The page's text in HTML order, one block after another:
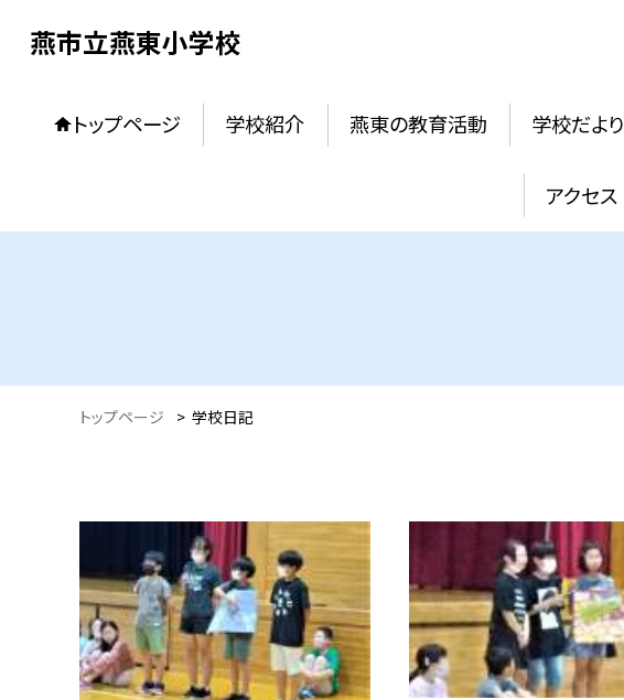
燕市立燕東小学校
トップページ 学校紹介 燕東の教育活動 学校だより
アクセス
トップページ > 学校日記